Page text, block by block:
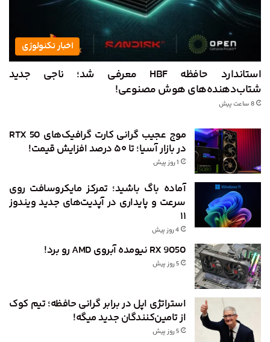
اخبار تکنولوژی
استاندارد حافظه HBF معرفی شد؛ ناجی جدید
شتاب‌دهنده‌های هوش مصنوعی!
8 ساعت پیش
موج عجیب گرانی کارت گرافیک‌های RTX 50
در بازار آسیا؛ تا ۵۰ درصد افزایش قیمت!
1 روز پیش
آماده باگ باشید؛ تمرکز مایکروسافت روی
سرعت و پایداری در آپدیت‌های جدید ویندوز
۱۱
4 روز پیش
RX 9050 نیومده آبروی AMD رو برد!
5 روز پیش
استراتژی اپل در برابر گرانی حافظه؛ تیم کوک
از تامین‌کنندگان جدید میگه!
5 روز پیش